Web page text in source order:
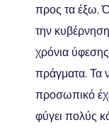
προς τα έξω.
την
χρόνια
πράγματα. Τα
προσωπικό
φύγει πολύς